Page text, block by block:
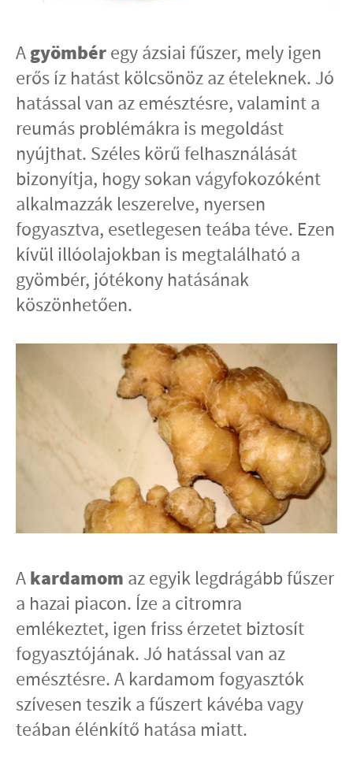
Agyömbéregy ázsiai fűszer, mely igen
erős íz hatást kölcsönöz az ételeknek. Jó
hatással van az emésztésre, valamint a
reumás problémákra is megoldást
nyújthat. Széles körű felhasználását
bizonyítja, hogy sokan vágyfokozóként
alkalmazzák leszerelve, nyersen
fogyasztva, esetlegesen teába téve. Ezen
kívül illóolajokban is megtalálható a
gyömbér, jótékony hatásának
köszönhetően.
Akardamom az egyik legdrágább fűszer
a hazai piacon. Íze a citromra
emlékeztet, igen friss érzetet biztosít
fogyasztójának. Jó hatással van az
emésztésre. A kardamom fogyasztók
szívesen teszik a fűszert kávéba vagy
teában élénkítő hatása miatt.